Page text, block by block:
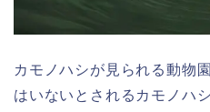
カモノハシが見られる動物
はいないとされるカモノハ